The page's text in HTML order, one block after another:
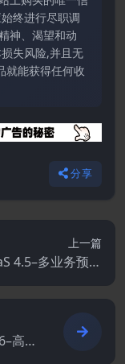
终进行尽职调
神、渴望和动
失风险,并且无
就能获得任何收
分享
上一篇
4.5–多业务预约
和调度
高